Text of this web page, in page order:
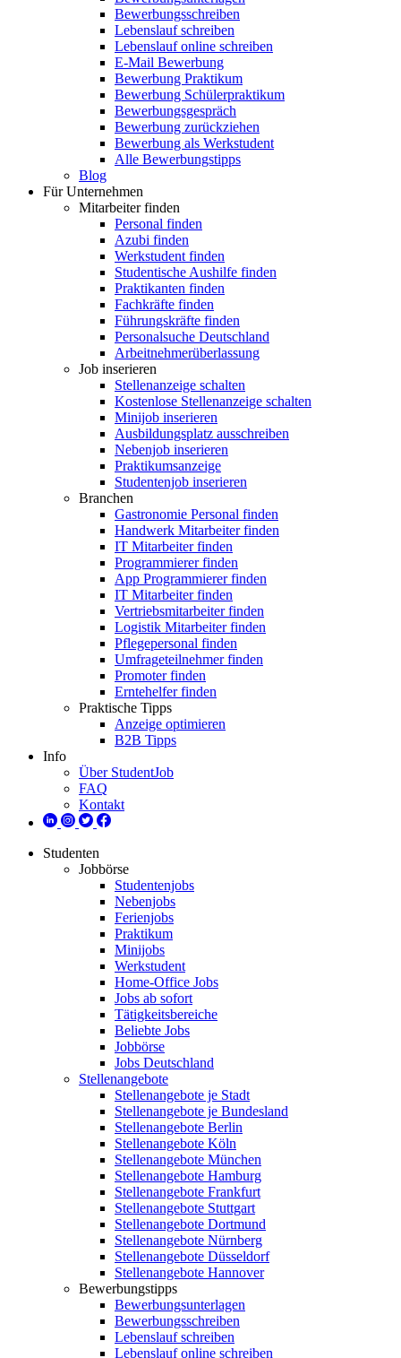
Bewerbungsschreiben
Lebenslauf schreiben
Lebenslauf online schreiben
E-Mail Bewerbung
Bewerbung Praktikum
Bewerbung Schülerpraktikum
Bewerbungsgespräch
Bewerbung zurückziehen
Bewerbung als Werkstudent
Alle Bewerbungstipps
Blog
Für Unternehmen
Mitarbeiter finden
Personal finden
Azubi finden
Werkstudent finden
Studentische Aushilfe finden
Praktikanten finden
Fachkräfte finden
Führungskräfte finden
Personalsuche Deutschland
Arbeitnehmerüberlassung
Job inserieren
Stellenanzeige schalten
Kostenlose Stellenanzeige schalten
Minijob inserieren
Ausbildungsplatz ausschreiben
Nebenjob inserieren
Praktikumsanzeige
Studentenjob inserieren
Branchen
Gastronomie Personal finden
Handwerk Mitarbeiter finden
IT Mitarbeiter finden
Programmierer finden
App Programmierer finden
IT Mitarbeiter finden
Vertriebsmitarbeiter finden
Logistik Mitarbeiter finden
Pflegepersonal finden
Umfrageteilnehmer finden
Promoter finden
Erntehelfer finden
Praktische Tipps
Anzeige optimieren
B2B Tipps
Info
Über StudentJob
FAQ
Kontakt
Studenten
Jobbörse
Studentenjobs
Nebenjobs
Ferienjobs
Praktikum
Minijobs
Werkstudent
Home-Office Jobs
Jobs ab sofort
Tätigkeitsbereiche
Beliebte Jobs
Jobbörse
Jobs Deutschland
Stellenangebote
Stellenangebote je Stadt
Stellenangebote je Bundesland
Stellenangebote Berlin
Stellenangebote Köln
Stellenangebote München
Stellenangebote Hamburg
Stellenangebote Frankfurt
Stellenangebote Stuttgart
Stellenangebote Dortmund
Stellenangebote Nürnberg
Stellenangebote Düsseldorf
Stellenangebote Hannover
Bewerbungstipps
Bewerbungsunterlagen
Bewerbungsschreiben
Lebenslauf schreiben
Lebenslauf online schreiben